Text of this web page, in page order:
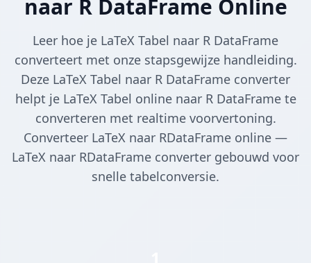
naar R DataFrame Online
Leer hoe je LaTeX Tabel naar R DataFrame
converteert met onze stapsgewijze handleiding.
Deze LaTeX Tabel naar R DataFrame converter
helpt je LaTeX Tabel online naar R DataFrame te
converteren met realtime voorvertoning.
Converteer LaTeX naar RDataFrame online —
LaTeX naar RDataFrame converter gebouwd voor
snelle tabelconversie.